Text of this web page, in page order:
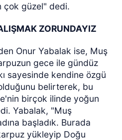
çok güzel" dedi.
ZORUNDAYIZ
Onur Yabalak ise, Muş
gece ile gündüz
sayesinde kendine özgü
belirterek, bu
birçok ilinde yoğun
Yabalak, "Muş
başladık. Burada
yükleyip Doğu